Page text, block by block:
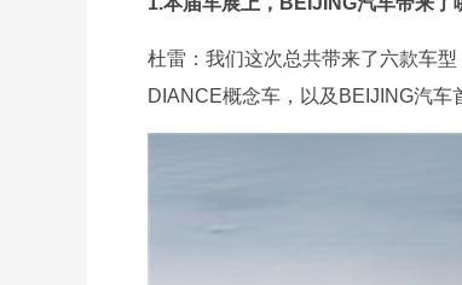
杜雷：我们这次总共带来了六款车
DIANCE概念车，以及BEIJING汽车